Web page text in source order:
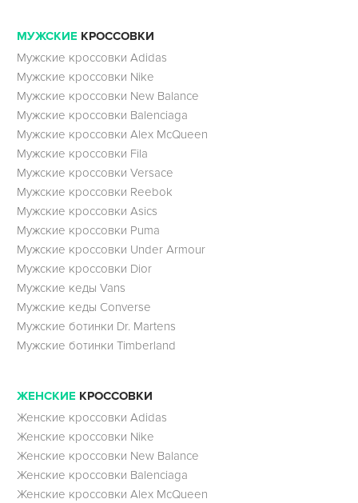
МУЖСКИЕ КРОССОВКИ
Мужские кроссовки Adidas
Мужские кроссовки Nike
Мужские кроссовки New Balance
Мужские кроссовки Balenciaga
Мужские кроссовки Alex McQueen
Мужские кроссовки Fila
Мужские кроссовки Versace
Мужские кроссовки Reebok
Мужские кроссовки Asics
Мужские кроссовки Puma
Мужские кроссовки Under Armour
Мужские кроссовки Dior
Мужские кеды Vans
Мужские кеды Converse
Мужские ботинки Dr. Martens
Мужские ботинки Timberland
ЖЕНСКИЕ КРОССОВКИ
Женские кроссовки Adidas
Женские кроссовки Nike
Женские кроссовки New Balance
Женские кроссовки Balenciaga
Женские кроссовки Alex McQueen